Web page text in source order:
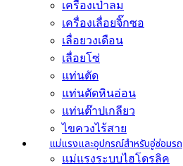
เครื่องเป่าลม
เครื่องเลื่อยจิ๊กซอ
เลื่อยวงเดือน
เลื่อยโซ่
แท่นตัด
แท่นตัดหินอ่อน
แท่นต๊าปเกลียว
ไขควงไร้สาย
แม่แรงและอุปกรณ์สำหรับอู่ซ่อมรถ
แม่แรงระบบไฮโดรลิค